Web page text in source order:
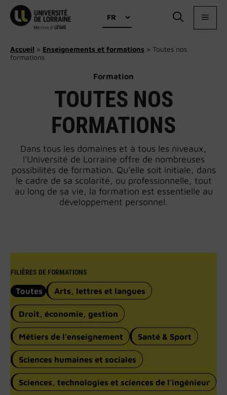
Aller
contenu
Choisir
une
Accueil » Enseignements et formations » Toutes nos
formations
Formation
TOUTES NOS
FORMATIONS
Dans tous les domaines et à tous les niveaux,
l'Université de Lorraine offre de nombreuses
possibilités de formation. Qu'elle soit initiale, dans
le cadre de sa scolarité, ou professionnelle, tout
au long de sa vie, la formation est essentielle au
développement personnel.
FILIÈRES DE FORMATIONS
Toutes Arts, lettres et langues
Droit, économie, gestion
Métiers de l'enseignement Santé & Sport
Sciences humaines et sociales
Sciences, technologies et sciences de l'ingénieur